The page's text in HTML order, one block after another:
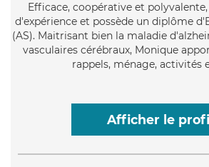
Efficace, coopérative et
d'expérience et possède un diplôme
(AS). Maitrisant bien la maladie
vasculaires cérébraux, Monique
rappels, ménage, activités
Afficher le profil